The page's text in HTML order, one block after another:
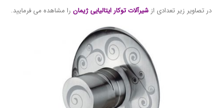
در تصاویر زیر تعدادی ازشیرآلات توکار ایتالیایی ژیمانرا مشاهده می فرمایید.